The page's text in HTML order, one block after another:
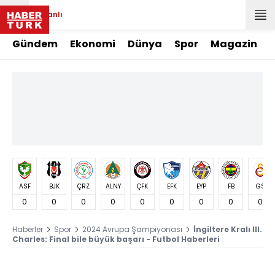
Canlı
Gündem Ekonomi Dünya Spor Magazin
ASF
0
BJK
0
ÇRZ
0
ALNY
0
ÇFK
0
EFK
0
EYP
0
FB
0
GS
0
Haberler Spor 2024 Avrupa Şampiyonası
İngiltere Kralı III.
Charles: Final bile büyük başarı - Futbol Haberleri